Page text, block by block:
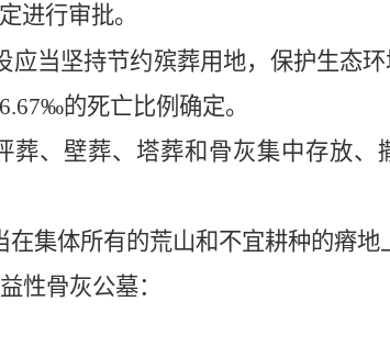
进行审批。
应当坚持节约殡葬用地，保护生态环
6.67‰的死亡比例确定。
葬、壁葬、塔葬和骨灰集中存放、
在集体所有的荒山和不宜耕种的瘠地
性骨灰公墓：